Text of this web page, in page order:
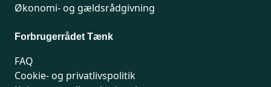
Økonomi- og gældsrådgivning
Forbrugerrådet Tænk
FAQ
Cookie- og privatlivspolitik